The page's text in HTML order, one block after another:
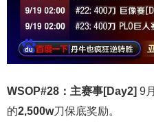
WSOP#28：主赛事[Day2] 9
的2,500w刀保底奖励。